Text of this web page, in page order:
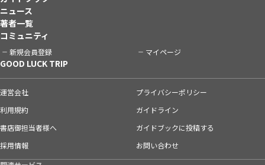
ニュース
著者一覧
コミュニティ
新規会員登録 マイページ
GOOD LUCK TRIP
運営会社
プライバシーポリシー
利用規約
ガイドライン
書店御担当者様へ
ガイドブックに投稿する
採用情報
お問い合わせ